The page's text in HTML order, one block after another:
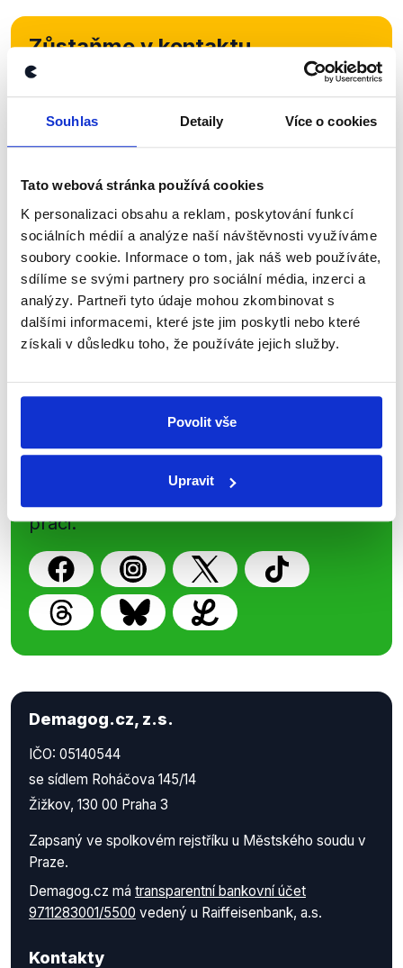
Souhlas Detaily Více o cookies
Tato webová stránka používá cookies
K personalizaci obsahu a reklam, poskytování funkcí
sociálních médií a analýze naší návštěvnosti využíváme
soubory cookie. Informace o tom, jak náš web používáte,
sdílíme se svými partnery pro sociální média, inzerci a
analýzy. Partneři tyto údaje mohou zkombinovat s
dalšími informacemi, které jste jim poskytli nebo které
získali v důsledku toho, že používáte jejich služby.
Povolit vše
Upravit
Zůstaňme v kontaktu
newsletteru nebo whatsappového
kanálu, kde pravidelně přinášíme
Začněte nás odebírat, a mějte tak
přehled o tom, jaké dezinformace a
nepravdy se zrovna v Česku šíří.
Newsletter WhatsApp
Sociální sítě
práci.
Demagog.cz, z.s.
IČO: 05140544
se sídlem Roháčova 145/14
Žižkov, 130 00 Praha 3
Zapsaný ve spolkovém rejstříku u Městského soudu v
Praze.
Demagog.cz má transparentní bankovní účet
9711283001/5500 vedený u Raiffeisenbank, a.s.
Kontakty